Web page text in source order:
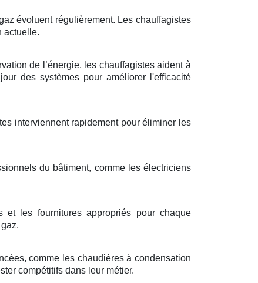
évoluent régulièrement. Les chauffagistes
actuelle.
de l’énergie, les chauffagistes aident à
des systèmes pour améliorer l'efficacité
interviennent rapidement pour éliminer les
du bâtiment, comme les électriciens
les fournitures appropriés pour chaque
comme les chaudières à condensation
compétitifs dans leur métier.